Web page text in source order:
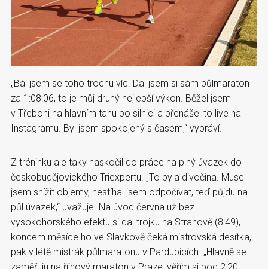
„Bál jsem se toho trochu víc. Dal jsem si sám půlmaraton
za 1:08:06, to je můj druhý nejlepší výkon. Běžel jsem
v Třeboni na hlavním tahu po silnici a přenášel to live na
Instagramu. Byl jsem spokojený s časem,“ vypráví.
Z tréninku ale taky naskočil do práce na plný úvazek do
českobudějovického Triexpertu. „To byla divočina. Musel
jsem snížit objemy, nestíhal jsem odpočívat, teď půjdu na
půl úvazek,“ uvažuje. Na úvod června už bez
vysokohorského efektu si dal trojku na Strahově (8:49),
koncem měsíce ho ve Slavkově čeká mistrovská desítka,
pak v létě mistrák půlmaratonu v Pardubicích. „Hlavně se
zaměřuju na říjnový maraton v Praze, věřím si pod 2:20,